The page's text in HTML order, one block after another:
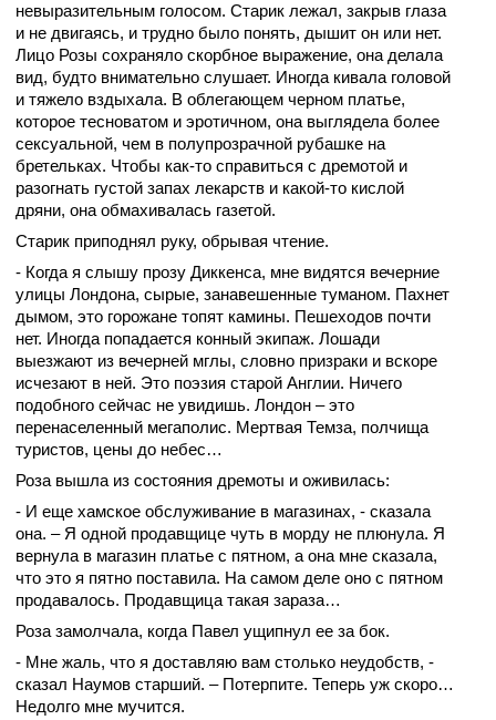
невыразительным голосом. Старик лежал, закрыв глаза
и не двигаясь, и трудно было понять, дышит он или нет.
Лицо Розы сохраняло скорбное выражение, она делала
вид, будто внимательно слушает. Иногда кивала головой
и тяжело вздыхала. В облегающем черном платье,
которое тесноватом и эротичном, она выглядела более
сексуальной, чем в полупрозрачной рубашке на
бретельках. Чтобы как-то справиться с дремотой и
разогнать густой запах лекарств и какой-то кислой
дряни, она обмахивалась газетой.
Старик приподнял руку, обрывая чтение.
- Когда я слышу прозу Диккенса, мне видятся вечерние
улицы Лондона, сырые, занавешенные туманом. Пахнет
дымом, это горожане топят камины. Пешеходов почти
нет. Иногда попадается конный экипаж. Лошади
выезжают из вечерней мглы, словно призраки и вскоре
исчезают в ней. Это поэзия старой Англии. Ничего
подобного сейчас не увидишь. Лондон – это
перенаселенный мегаполис. Мертвая Темза, полчища
туристов, цены до небес…
Роза вышла из состояния дремоты и оживилась:
- И еще хамское обслуживание в магазинах, - сказала
она. – Я одной продавщице чуть в морду не плюнула. Я
вернула в магазин платье с пятном, а она мне сказала,
что это я пятно поставила. На самом деле оно с пятном
продавалось. Продавщица такая зараза…
Роза замолчала, когда Павел ущипнул ее за бок.
- Мне жаль, что я доставляю вам столько неудобств, -
сказал Наумов старший. – Потерпите. Теперь уж скоро…
Недолго мне мучится.